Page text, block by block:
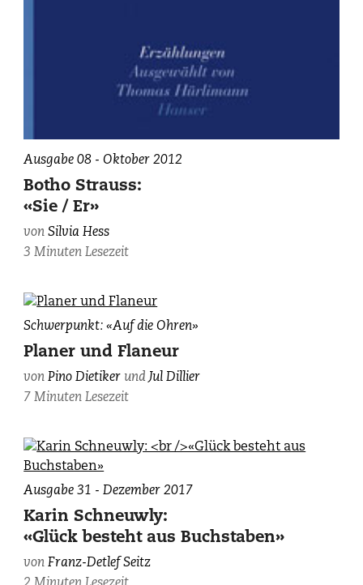
Ausgabe 08 - Oktober 2012
Botho Strauss:
«Sie / Er»
vonSilvia Hess
3 Minuten Lesezeit
Jul
Dillier
(links)
und
Pino
fotografiert
von
Gaigg.
Schwerpunkt: «Auf die Ohren»
Planer und Flaneur
vonPino Dietiker undJul Dillier
7 Minuten Lesezeit
Ausgabe 31 - Dezember 2017
Karin Schneuwly:
«Glück besteht aus Buchstaben»
vonFranz-Detlef Seitz